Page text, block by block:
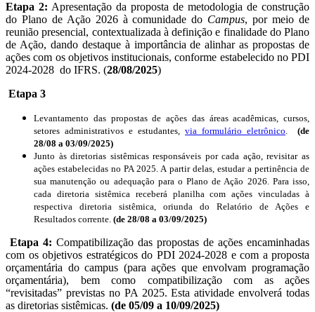
Etapa 2: Apresentação da proposta de metodologia de construção
do Plano de Ação 2026 à comunidade do Campus, por meio de
reunião presencial, contextualizada à definição e finalidade do Plano
de Ação, dando destaque à importância de alinhar as propostas de
ações com os objetivos institucionais, conforme estabelecido no PDI
2024-2028 do IFRS. (28/08/2025)
Etapa 3
Levantamento das propostas de ações das áreas acadêmicas, cursos,
setores administrativos e estudantes, via formulário eletrônico. (de
28/08 a 03/09/2025)
Junto às diretorias sistêmicas responsáveis por cada ação, revisitar as
ações estabelecidas no PA 2025. A partir delas, estudar a pertinência de
sua manutenção ou adequação para o Plano de Ação 2026. Para isso,
cada diretoria sistêmica receberá planilha com ações vinculadas à
respectiva diretoria sistêmica, oriunda do Relatório de Ações e
Resultados corrente. (de 28/08 a 03/09/2025)
Etapa 4: Compatibilização das propostas de ações encaminhadas
com os objetivos estratégicos do PDI 2024-2028 e com a proposta
orçamentária do campus (para ações que envolvam programação
orçamentária), bem como compatibilização com as ações
“revisitadas” previstas no PA 2025. Esta atividade envolverá todas
as diretorias sistêmicas. (de 05/09 a 10/09/2025)